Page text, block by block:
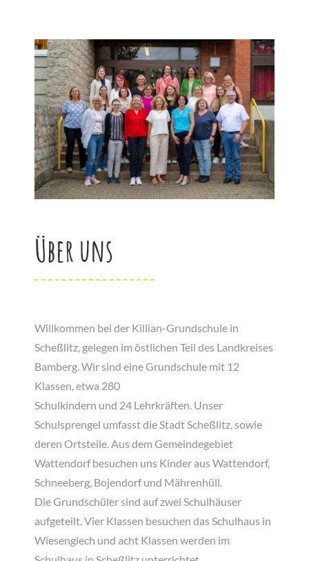
Über uns
Willkommen bei der Killian-Grundschule in
Scheßlitz, gelegen im östlichen Teil des Landkreises
Bamberg. Wir sind eine Grundschule mit 12
Klassen, etwa 280
Schulkindern und 24 Lehrkräften. Unser
Schulsprengel umfasst die Stadt Scheßlitz, sowie
deren Ortsteile. Aus dem Gemeindegebiet
Wattendorf besuchen uns Kinder aus Wattendorf,
Schneeberg, Bojendorf und Mährenhüll.
Die Grundschüler sind auf zwei Schulhäuser
aufgeteilt. Vier Klassen besuchen das Schulhaus in
Wiesengiech und acht Klassen werden im